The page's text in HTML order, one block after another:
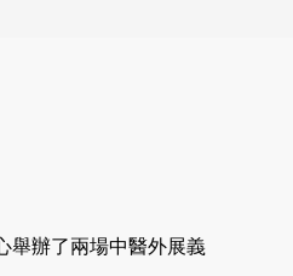
舉辦了兩場中醫外展義